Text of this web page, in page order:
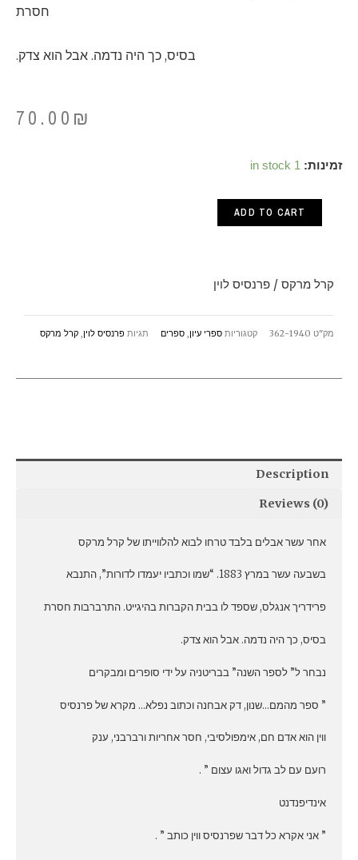
חסרת
בסיס, כך היה נדמה. אבל הוא צדק.
70.00 ₪
זמינות: 1 in stock קרל
ADD TO CART
קרל מרקס / פרנסיס לוין
מק"ט 362-1940 קטגוריות ספרי עיון, ספרים תגיות פרנסיס לוין, קרל מרקס
Description
Reviews (0)
אחר עשר אבלים בלבד טרחו לבוא להלווייתו של קרל מרקס
בשבעה עשר במרץ 1883. “שמו וכתביו יעמדו לדורות”, התנבא
פרידריך אנגלס, שספד לו בבית הקברות בהיגייט. התרברבות חסרת
בסיס, כך היה נדמה. אבל הוא צדק.
נבחר ל” לספר השנה” בבריטניה על ידי סופרים ומבקרים
” ספר מהמם…שנון, דק אבחנה וכתוב נפלא… מקרא של פרנסיס
ווין הוא אדם חם, אימפולסיבי, חסר אחריות ורברבני, ענק
רועם עם לב גדול ואגו עצום ” .
אינדיפנדנט
” אני אקרא כל דבר שפרנסיס ווין כותב ” .